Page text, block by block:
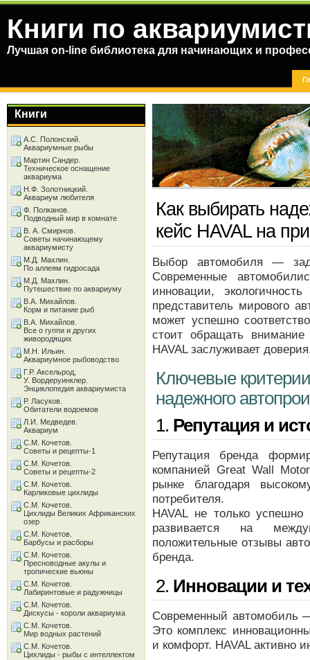
Книги по
Лучшая on-line библиотека для начинающих и
Как выбирать
кейс HAVAL на
Выбор автомобиля —
Современные
инновации,
представитель мирового
может успешно
стоит обращать
HAVAL заслуживает
Ключевые
надежного
1. Репутация и
Репутация бренда
компанией Great Wall
рынке благодаря
потребителя.
HAVAL не только
развивается на
положительные отзывы
бренда.
2. Инновации и
Современный автомобиль
Это комплекс
и комфорт. HAVAL активно
Книги
А.С. Полонский.
Аквариумные рыбы
Мартин Сандер.
Техническое оснащение
аквариума
Н.Ф. Золотницкий.
Аквариум любителя
Ф. Полканов.
Подводный мир в комнате
В. А. Смирнов.
Советы начинающему
аквариумисту
М.Д. Махлин.
По аллеям гидросада
М.Д. Махлин.
Путешествие по аквариуму
В.А. Михайлов.
Корм и питание рыб
В.А. Михайлов.
Все о гуппи и других
живородящих
М.Н. Ильин.
Аквариумное рыбоводство
Г.Р. Аксельрод,
У. Вордеруинклер.
Энциклопедия аквариумиста
Р. Ласуков.
Обитатели водоемов
Л.И. Медведев.
Аквариум
С.М. Кочетов.
Советы и рецепты-1
С.М. Кочетов.
Советы и рецепты-2
С.М. Кочетов.
Карликовые цихлиды
С.М. Кочетов.
Цихлиды Великих Африканских
озер
С.М. Кочетов.
Барбусы и расборы
С.М. Кочетов.
Пресноводные акулы и
тропические вьюны
С.М. Кочетов.
Лабиринтовые и радужницы
С.М. Кочетов.
Дискусы - короли аквариума
С.М. Кочетов.
Мир водных растений
С.М. Кочетов.
Цихлиды - рыбы с интеллектом